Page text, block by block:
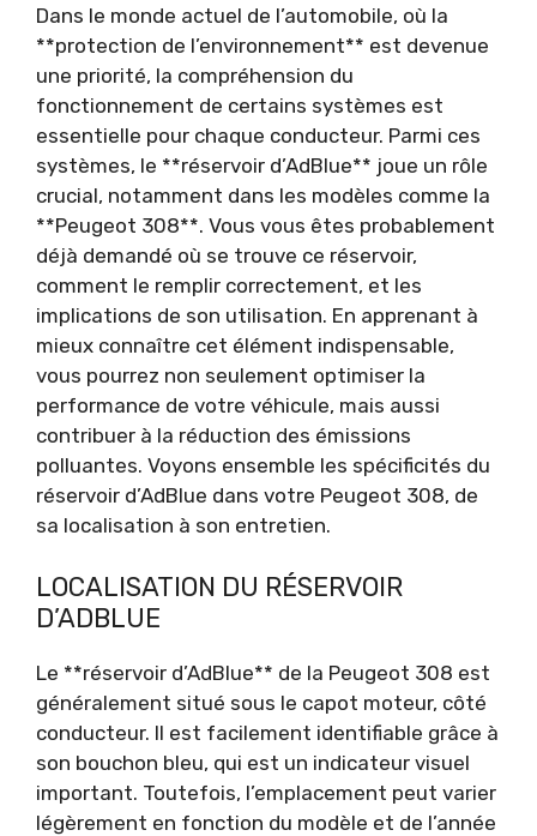
Dans le monde actuel de l’automobile, où la
**protection de l’environnement** est devenue
une priorité, la compréhension du
fonctionnement de certains systèmes est
essentielle pour chaque conducteur. Parmi ces
systèmes, le **réservoir d’AdBlue** joue un rôle
crucial, notamment dans les modèles comme la
**Peugeot 308**. Vous vous êtes probablement
déjà demandé où se trouve ce réservoir,
comment le remplir correctement, et les
implications de son utilisation. En apprenant à
mieux connaître cet élément indispensable,
vous pourrez non seulement optimiser la
performance de votre véhicule, mais aussi
contribuer à la réduction des émissions
polluantes. Voyons ensemble les spécificités du
réservoir d’AdBlue dans votre Peugeot 308, de
sa localisation à son entretien.
LOCALISATION DU RÉSERVOIR
D’ADBLUE
Le **réservoir d’AdBlue** de la Peugeot 308 est
généralement situé sous le capot moteur, côté
conducteur. Il est facilement identifiable grâce à
son bouchon bleu, qui est un indicateur visuel
important. Toutefois, l’emplacement peut varier
légèrement en fonction du modèle et de l’année